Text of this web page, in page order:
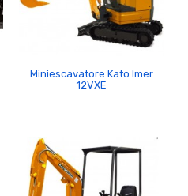
Miniescavatore Kato Imer
12VXE